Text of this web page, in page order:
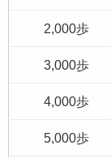
2,000歩
3,000歩
4,000歩
5,000歩